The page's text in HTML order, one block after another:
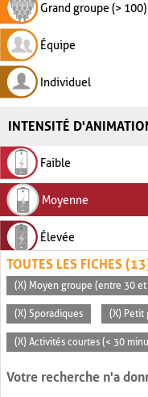
Grand groupe (> 100)
Équipe
Individuel
INTENSITÉ
Faible
Moyenne
Élevée
TOUTES LES FICHES
(X) Moyen groupe (entre 30
(X) Sporadiques (X) Petit
(X) Activités courtes (< 30
Votre recherche n'a